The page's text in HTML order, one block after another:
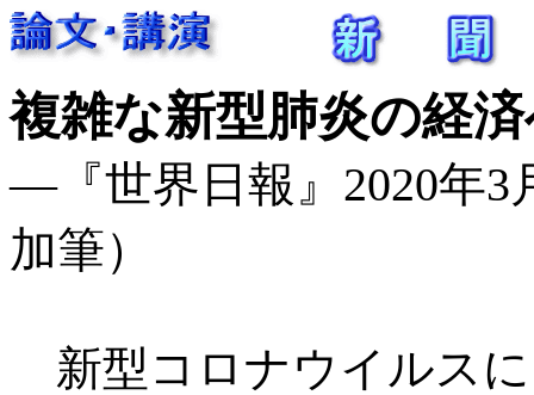
複雑な新型肺炎の経
―『世界日報』2020年3
加筆）
新型コロナウイルス